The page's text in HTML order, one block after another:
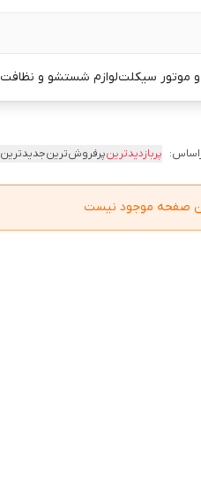
موتور سیکلتلوازم شستشو و نظافت
پربازدیدترینپرفروش‌ترینجدیدترین
صفحه موجود نیست